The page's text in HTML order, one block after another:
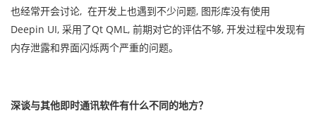
也经常开会讨论, 在开发上也遇到不少问题, 图形库没有使用
Deepin UI, 采用了Qt QML, 前期对它的评估不够, 开发过程中发现有
内存泄露和界面闪烁两个严重的问题。
深谈与其他即时通讯软件有什么不同的地方？